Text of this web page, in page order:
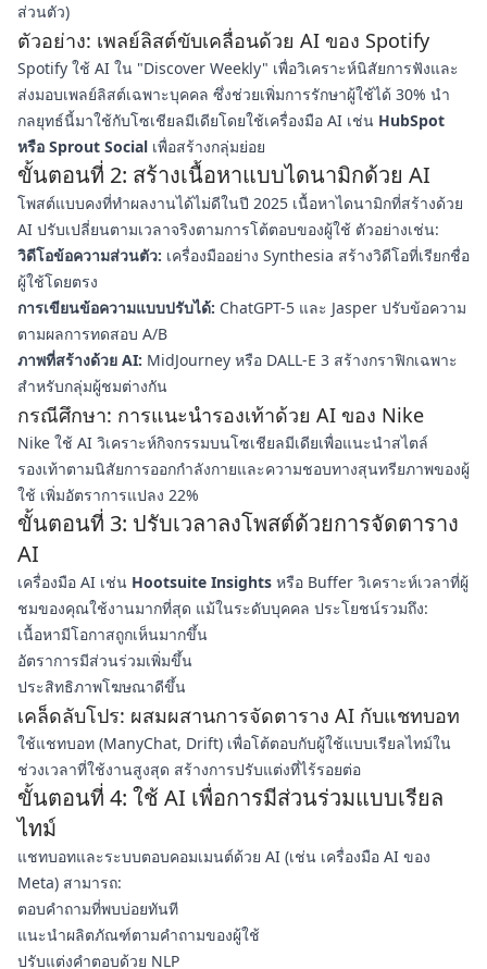
ส่วนตัว)
ตัวอย่าง: เพลย์ลิสต์ขับเคลื่อนด้วย AI ของ Spotify
Spotify ใช้ AI ใน "Discover Weekly" เพื่อวิเคราะห์นิสัยการฟังและ
ส่งมอบเพลย์ลิสต์เฉพาะบุคคล ซึ่งช่วยเพิ่มการรักษาผู้ใช้ได้ 30% นำ
กลยุทธ์นี้มาใช้กับโซเชียลมีเดียโดยใช้เครื่องมือ AI เช่น HubSpot
หรือ Sprout Social เพื่อสร้างกลุ่มย่อย
ขั้นตอนที่ 2: สร้างเนื้อหาแบบไดนามิกด้วย AI
โพสต์แบบคงที่ทำผลงานได้ไม่ดีในปี 2025 เนื้อหาไดนามิกที่สร้างด้วย
AI ปรับเปลี่ยนตามเวลาจริงตามการโต้ตอบของผู้ใช้ ตัวอย่างเช่น:
วิดีโอข้อความส่วนตัว: เครื่องมืออย่าง Synthesia สร้างวิดีโอที่เรียกชื่อ
ผู้ใช้โดยตรง
การเขียนข้อความแบบปรับได้: ChatGPT-5 และ Jasper ปรับข้อความ
ตามผลการทดสอบ A/B
ภาพที่สร้างด้วย AI: MidJourney หรือ DALL-E 3 สร้างกราฟิกเฉพาะ
สำหรับกลุ่มผู้ชมต่างกัน
กรณีศึกษา: การแนะนำรองเท้าด้วย AI ของ Nike
Nike ใช้ AI วิเคราะห์กิจกรรมบนโซเชียลมีเดียเพื่อแนะนำสไตล์
รองเท้าตามนิสัยการออกกำลังกายและความชอบทางสุนทรียภาพของผู้
ใช้ เพิ่มอัตราการแปลง 22%
ขั้นตอนที่ 3: ปรับเวลาลงโพสต์ด้วยการจัดตาราง
AI
เครื่องมือ AI เช่น Hootsuite Insights หรือ Buffer วิเคราะห์เวลาที่ผู้
ชมของคุณใช้งานมากที่สุด แม้ในระดับบุคคล ประโยชน์รวมถึง:
เนื้อหามีโอกาสถูกเห็นมากขึ้น
อัตราการมีส่วนร่วมเพิ่มขึ้น
ประสิทธิภาพโฆษณาดีขึ้น
เคล็ดลับโปร: ผสมผสานการจัดตาราง AI กับแชทบอท
ใช้แชทบอท (ManyChat, Drift) เพื่อโต้ตอบกับผู้ใช้แบบเรียลไทม์ใน
ช่วงเวลาที่ใช้งานสูงสุด สร้างการปรับแต่งที่ไร้รอยต่อ
ขั้นตอนที่ 4: ใช้ AI เพื่อการมีส่วนร่วมแบบเรียล
ไทม์
แชทบอทและระบบตอบคอมเมนต์ด้วย AI (เช่น เครื่องมือ AI ของ
Meta) สามารถ:
ตอบคำถามที่พบบ่อยทันที
แนะนำผลิตภัณฑ์ตามคำถามของผู้ใช้
ปรับแต่งคำตอบด้วย NLP